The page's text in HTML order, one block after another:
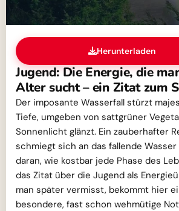
Herunterladen
Jugend: Die Energie, die
Alter sucht – ein Zitat zum
Der imposante Wasserfall stürzt
Tiefe, umgeben von sattgrüner
Sonnenlicht glänzt. Ein zauberhafter
schmiegt sich an das fallende
daran, wie kostbar jede Phase des
das Zitat über die Jugend als
man später vermisst, bekommt hier
besondere, fast schon wehmütige